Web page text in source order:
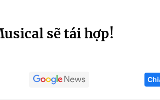
Công
sẽ tái hợp!